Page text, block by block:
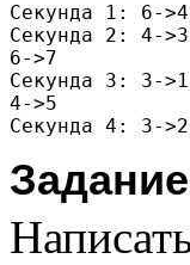
Секунда 1: 6->4
Секунда 2: 4->3
6->7
Секунда 3: 3->1
4->5
Задание